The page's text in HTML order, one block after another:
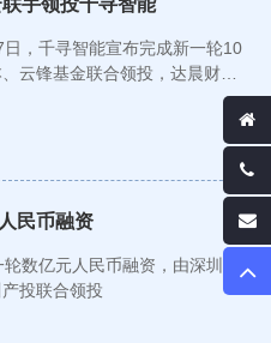
手领投千寻智能
，千寻智能宣布完成新一轮10
云锋基金联合领投，达晨财
、图灵基金、新鼎资本、庚辛
民币融资
数亿元人民币融资，由深圳市
投联合领投